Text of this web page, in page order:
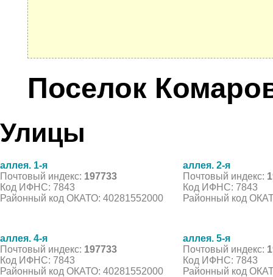
Поселок
Улицы
аллея. 1-я
Почтовый индекс: 197733
Код ИФНС: 7843
Районный код ОКАТО: 40281552000
аллея. 2-я
Почтовый индекс:
Код ИФНС: 7843
Районный код
аллея. 4-я
Почтовый индекс: 197733
Код ИФНС: 7843
Районный код ОКАТО: 40281552000
аллея. 5-я
Почтовый индекс:
Код ИФНС: 7843
Районный код